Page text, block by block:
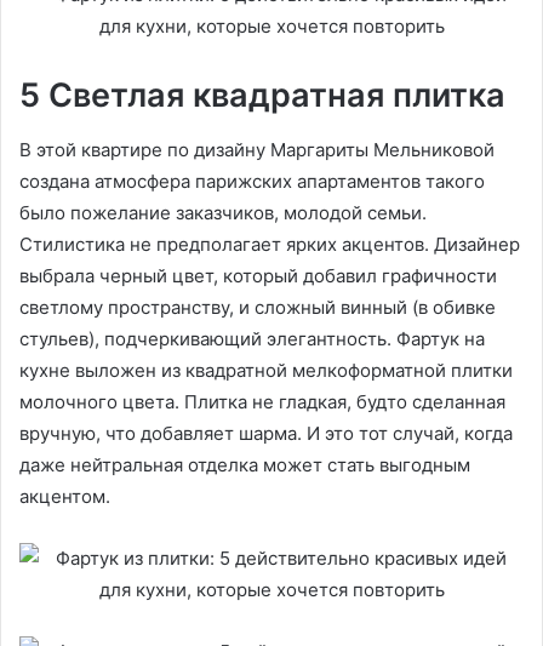
5 Светлая квадратная плитка
В этой квартире по дизайну Маргариты Мельниковой
создана атмосфера парижских апартаментов такого
было пожелание заказчиков, молодой семьи.
Стилистика не предполагает ярких акцентов. Дизайнер
выбрала черный цвет, который добавил графичности
светлому пространству, и сложный винный (в обивке
стульев), подчеркивающий элегантность. Фартук на
кухне выложен из квадратной мелкоформатной плитки
молочного цвета. Плитка не гладкая, будто сделанная
вручную, что добавляет шарма. И это тот случай, когда
даже нейтральная отделка может стать выгодным
акцентом.